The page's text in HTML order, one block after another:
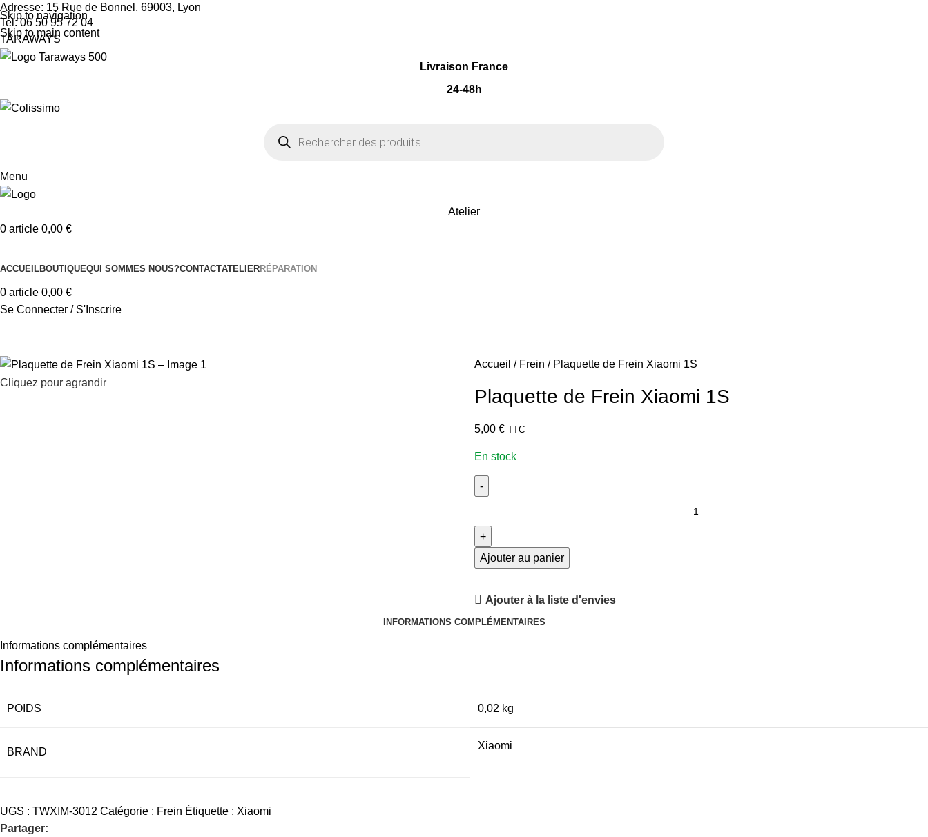
Skip to navigation
Skip to main content
Adresse: 15 Rue de Bonnel, 69003, Lyon
Tel: 06 50 95 72 04
TARAWAYS
Livraison France
24-48h
Menu
Atelier
0 article 0,00 €
ACCUEILBOUTIQUEQUI SOMMES NOUS?CONTACTATELIERRÉPARATION
0 article 0,00 €
Se Connecter / S'Inscrire
Cliquez pour agrandir
Accueil Frein Plaquette de Frein Xiaomi 1S
Plaquette de Frein Xiaomi 1S
5,00 € TTC
En stock
Ajouter au panier
Ajouter à la liste d'envies
INFORMATIONS COMPLÉMENTAIRES
Informations complémentaires
Informations complémentaires
POIDS 0,02 kg
BRAND
Xiaomi
UGS : TWXIM-3012 Catégorie : Frein Étiquette : Xiaomi
Partager: